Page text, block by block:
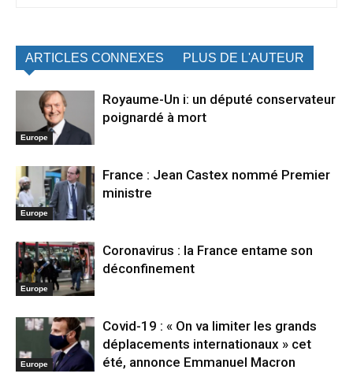
ARTICLES CONNEXES PLUS DE L'AUTEUR
Europe
Royaume-Un i: un député conservateur
poignardé à mort
Europe
France : Jean Castex nommé Premier
ministre
Europe
Coronavirus : la France entame son
déconfinement
Europe
Covid-19 : « On va limiter les grands
déplacements internationaux » cet
été, annonce Emmanuel Macron